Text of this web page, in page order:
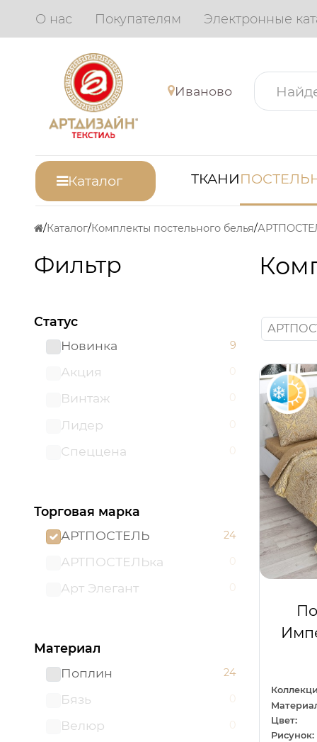
О нас Покупателям Электронные
Иваново
Каталог ТКАНИ
Каталог Комплекты постельного белья
Фильтр
Статус
Новинка
9
Акция 0
Винтаж 0
Лидер 0
Спеццена 0
Торговая марка
АРТПОСТЕЛЬ
24
АРТПОСТЕЛЬка 0
Арт Элегант 0
Материал
Поплин
24
Бязь 0
Велюр 0
Цвет:
Рисунок: